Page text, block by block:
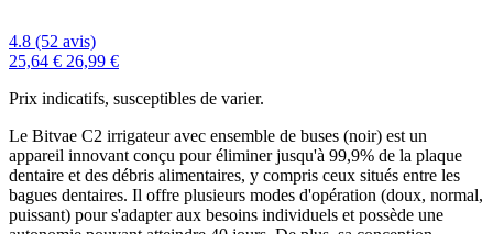
4.8 (52 avis)
25,64 € 26,99 €
Prix indicatifs, susceptibles de varier.
Le Bitvae C2 irrigateur avec ensemble de buses (noir) est un
appareil innovant conçu pour éliminer jusqu'à 99,9% de la plaque
dentaire et des débris alimentaires, y compris ceux situés entre les
bagues dentaires. Il offre plusieurs modes d'opération (doux, normal,
puissant) pour s'adapter aux besoins individuels et possède une